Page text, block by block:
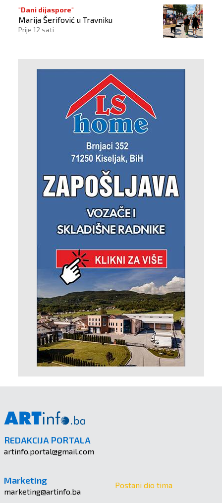
"Dani dijaspore"
Marija Šerifović u Travniku
Prije 12 sati
REDAKCIJA PORTALA
artinfo.portal@gmail.com
Marketing
marketing@artinfo.ba
Postani dio tima